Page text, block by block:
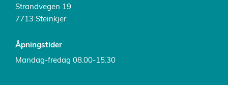
Strandvegen 19
7713 Steinkjer
Åpningstider
Mandag-fredag 08.00-15.30